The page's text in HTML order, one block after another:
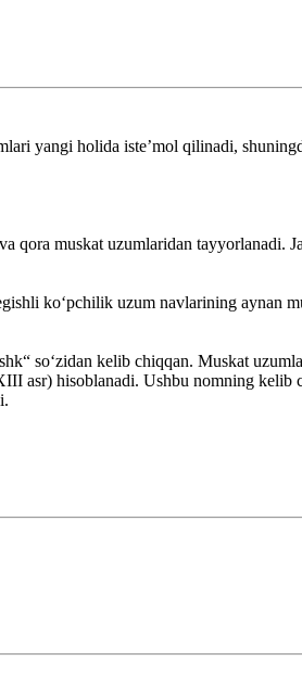
yangi holida isteʼmol qilinadi,
qora muskat uzumlaridan tayyorlanadi.
koʻpchilik uzum navlarining aynan
soʻzidan kelib chiqqan. Muskat
asr) hisoblanadi. Ushbu nomning kelib